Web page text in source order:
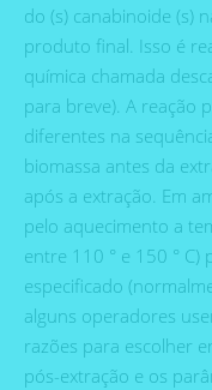
do (s) canabinoide (s)
produto final. Isso é
química chamada
para breve). A reação
diferentes na
biomassa antes da
após a extração. Em
pelo aquecimento a
entre 110 ° e 150 °
especificado
alguns operadores
razões para escolher
pós-extração e os